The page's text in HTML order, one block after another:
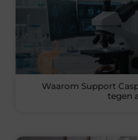
Waarom Support
tegen